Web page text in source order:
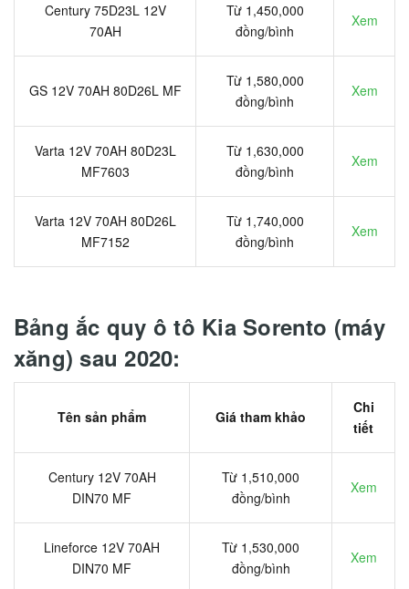
Century 75D23L 12V
70AH
Từ 1,450,000
đồng/bình
Xem
GS 12V 70AH 80D26L MF
Từ 1,580,000
đồng/bình
Xem
Varta 12V 70AH 80D23L
MF7603
Từ 1,630,000
đồng/bình
Xem
Varta 12V 70AH 80D26L
MF7152
Từ 1,740,000
đồng/bình
Xem
Bảng ắc quy ô tô Kia Sorento (máy
xăng) sau 2020:
Tên sản phẩm Giá tham khảo
Chi
tiết
Century 12V 70AH
DIN70 MF
Từ 1,510,000
đồng/bình
Xem
Lineforce 12V 70AH
DIN70 MF
Từ 1,530,000
đồng/bình
Xem